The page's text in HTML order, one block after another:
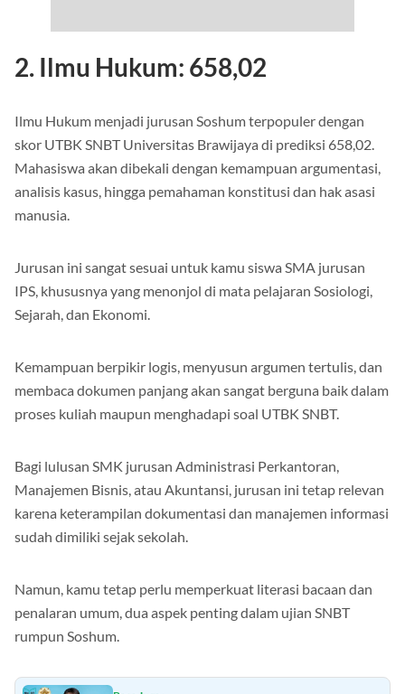
2. Ilmu Hukum: 658,02
Ilmu Hukum menjadi jurusan Soshum terpopuler dengan
skor UTBK SNBT Universitas Brawijaya di prediksi 658,02.
Mahasiswa akan dibekali dengan kemampuan argumentasi,
analisis kasus, hingga pemahaman konstitusi dan hak asasi
manusia.
Jurusan ini sangat sesuai untuk kamu siswa SMA jurusan
IPS, khususnya yang menonjol di mata pelajaran Sosiologi,
Sejarah, dan Ekonomi.
Kemampuan berpikir logis, menyusun argumen tertulis, dan
membaca dokumen panjang akan sangat berguna baik dalam
proses kuliah maupun menghadapi soal UTBK SNBT.
Bagi lulusan SMK jurusan Administrasi Perkantoran,
Manajemen Bisnis, atau Akuntansi, jurusan ini tetap relevan
karena keterampilan dokumentasi dan manajemen informasi
sudah dimiliki sejak sekolah.
Namun, kamu tetap perlu memperkuat literasi bacaan dan
penalaran umum, dua aspek penting dalam ujian SNBT
rumpun Soshum.